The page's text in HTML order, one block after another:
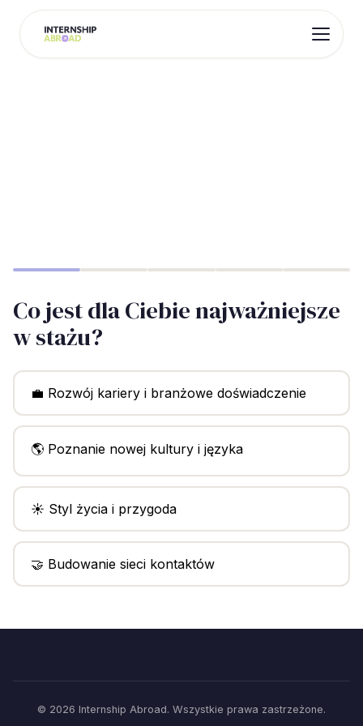
Co jest dla Ciebie najważniejsze
w stażu?
💼 Rozwój kariery i branżowe doświadczenie
🌎 Poznanie nowej kultury i języka
☀️ Styl życia i przygoda
🤝 Budowanie sieci kontaktów
© 2026 Internship Abroad. Wszystkie prawa zastrzeżone.